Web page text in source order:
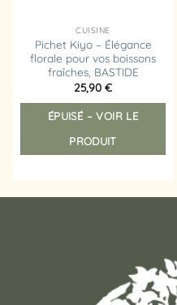
CUISINE
Pichet Kiyo – Élégance
florale pour vos boissons
fraîches, BASTIDE
25,90 €
ÉPUISÉ – VOIR LE
PRODUIT